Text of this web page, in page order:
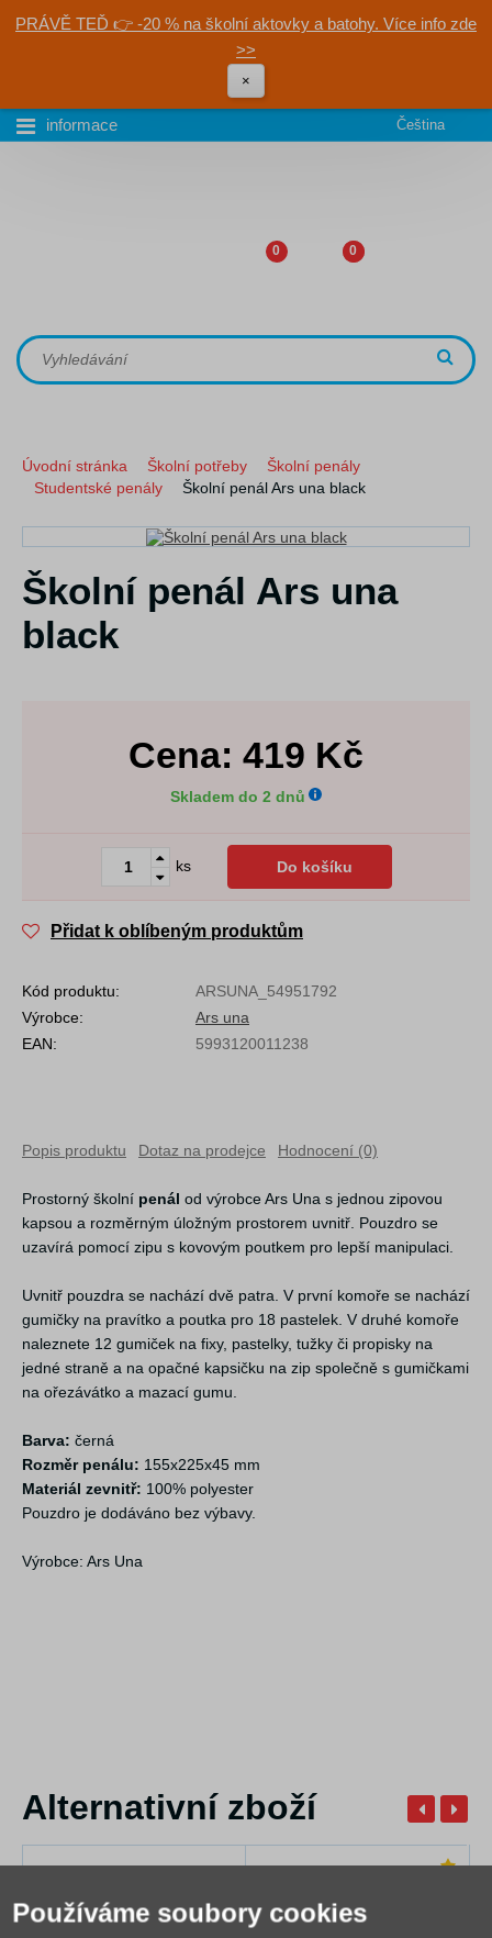
PRÁVĚ TEĎ 👉 -20 % na školní aktovky a batohy. Více info zde
>>
×
informace Čeština
0 0
Úvodní stránka Školní potřeby
Školní penály
Studentské penály
Školní penál Ars una black
Školní penál Ars una
black
Cena: 419 Kč
Skladem do 2 dnů
ks Do košíku
Přidat k oblíbeným produktům
Kód produktu:
ARSUNA_54951792
Výrobce:
Ars una
EAN:
5993120011238
Popis produktu Dotaz na prodejce Hodnocení (0)
Prostorný školní penál od výrobce Ars Una s jednou zipovou
kapsou a rozměrným úložným prostorem uvnitř. Pouzdro se
uzavírá pomocí zipu s kovovým poutkem pro lepší manipulaci.
Uvnitř pouzdra se nachází dvě patra. V první komoře se nachází
gumičky na pravítko a poutka pro 18 pastelek. V druhé komoře
naleznete 12 gumiček na fixy, pastelky, tužky či propisky na
jedné straně a na opačné kapsičku na zip společně s gumičkami
na ořezávátko a mazací gumu.
Barva: černá
Rozměr penálu: 155x225x45 mm
Materiál zevnitř: 100% polyester
Pouzdro je dodáváno bez výbavy.
Výrobce: Ars Una
Alternativní zboží
Používáme soubory cookies